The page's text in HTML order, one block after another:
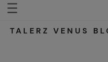
TALERZ VENUS